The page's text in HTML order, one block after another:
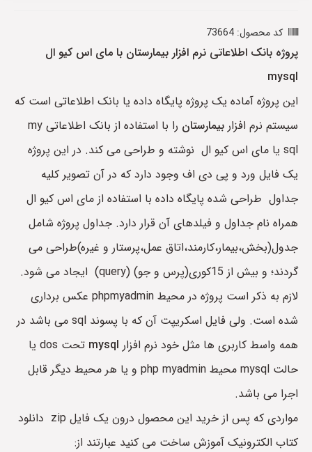
کد محصول: 73664
پروژه بانک اطلاعاتی نرم افزار بیمارستان با مای اس کیو ال
mysql
این پروژه آماده یک پروژه پایگاه داده یا بانک اطلاعاتی است که
سیستم نرم افزار بیمارستان
را با استفاده از بانک اطلاعاتی my
sql یا مای اس کیو ال نوشته و طراحی می کند. در این پروژه
یک فایل ورد و پی دی اف وجود دارد که در آن تصویر کلیه
جداول طراحی شده پایگاه داده با استفاده از مای اس کیو ال
همراه نام جداول و فیلدهای آن قرار دارد. جداول پروژه شامل
جدول(بخش،بیمار،کارمند،اتاق عمل،پرستار و غیره)طراحی می
گردند؛ و بیش از 15کوری(پرس و جو) (query) ایجاد می شود.
لازم به ذکر است پروژه در محیط phpmyadmin عکس برداری
شده است. ولی فایل اسکریپت آن که با پسوند sql می باشد در
همه واسط کاربری ها مثل خود نرم افزار
تحت dos یا
حالت mysql محیط php myadmin و یا هر محیط دیگر قابل
اجرا می باشد.
مواردی که پس از خرید این محصول درون یک فایل zip دانلود
کتاب الکترونیک آموزش ساخت می کنید عبارتند از: